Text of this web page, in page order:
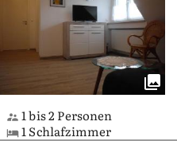
1 bis 2 Personen
1 Schlafzimmer